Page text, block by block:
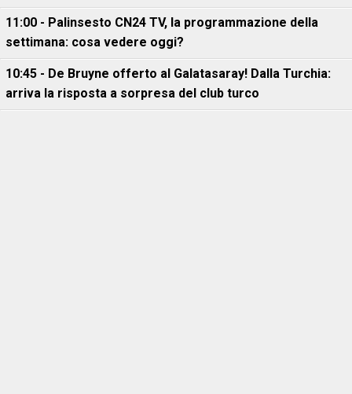
11:00 - Palinsesto CN24 TV, la programmazione della
settimana: cosa vedere oggi?
10:45 - De Bruyne offerto al Galatasaray! Dalla Turchia:
arriva la risposta a sorpresa del club turco